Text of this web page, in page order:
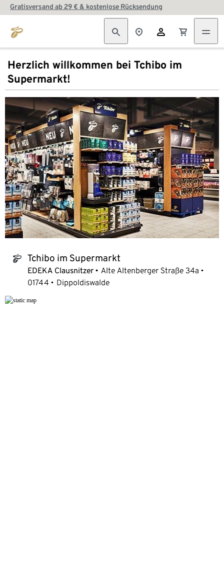
Gratisversand ab 29 € & kostenlose Rücksendung
Herzlich willkommen bei Tchibo im
Supermarkt!
tchibo_logo Tchibo im Supermarkt
EDEKA Clausnitzer
Alte Altenberger Straße 34a
01744
Dippoldiswalde